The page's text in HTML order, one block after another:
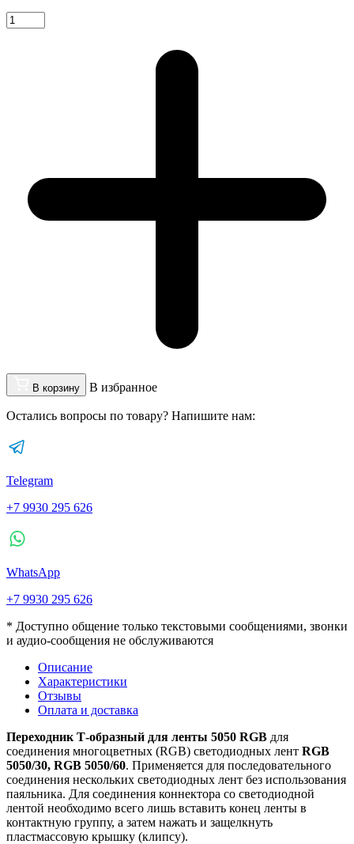
В корзину В избранное
Остались вопросы по товару? Напишите нам:
Telegram
+7 9930 295 626
WhatsApp
+7 9930 295 626
* Доступно общение только текстовыми сообщениями, звонки
и аудио-сообщения не обслуживаются
Описание
Характеристики
Отзывы
Оплата и доставка
Переходник Т-образный для ленты 5050 RGB для
соединения многоцветных (RGB) светодиодных лент RGB
5050/30, RGB 5050/60. Применяется для последовательного
соединения нескольких светодиодных лент без использования
паяльника. Для соединения коннектора со светодиодной
лентой необходимо всего лишь вставить конец ленты в
контактную группу, а затем нажать и защелкнуть
пластмассовую крышку (клипсу).